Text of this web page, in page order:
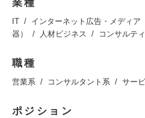
業種
IT インターネット広告・メディア
器）
人材ビジネス コンサルテ
職種
営業系 コンサルタント系 サー
ポジション